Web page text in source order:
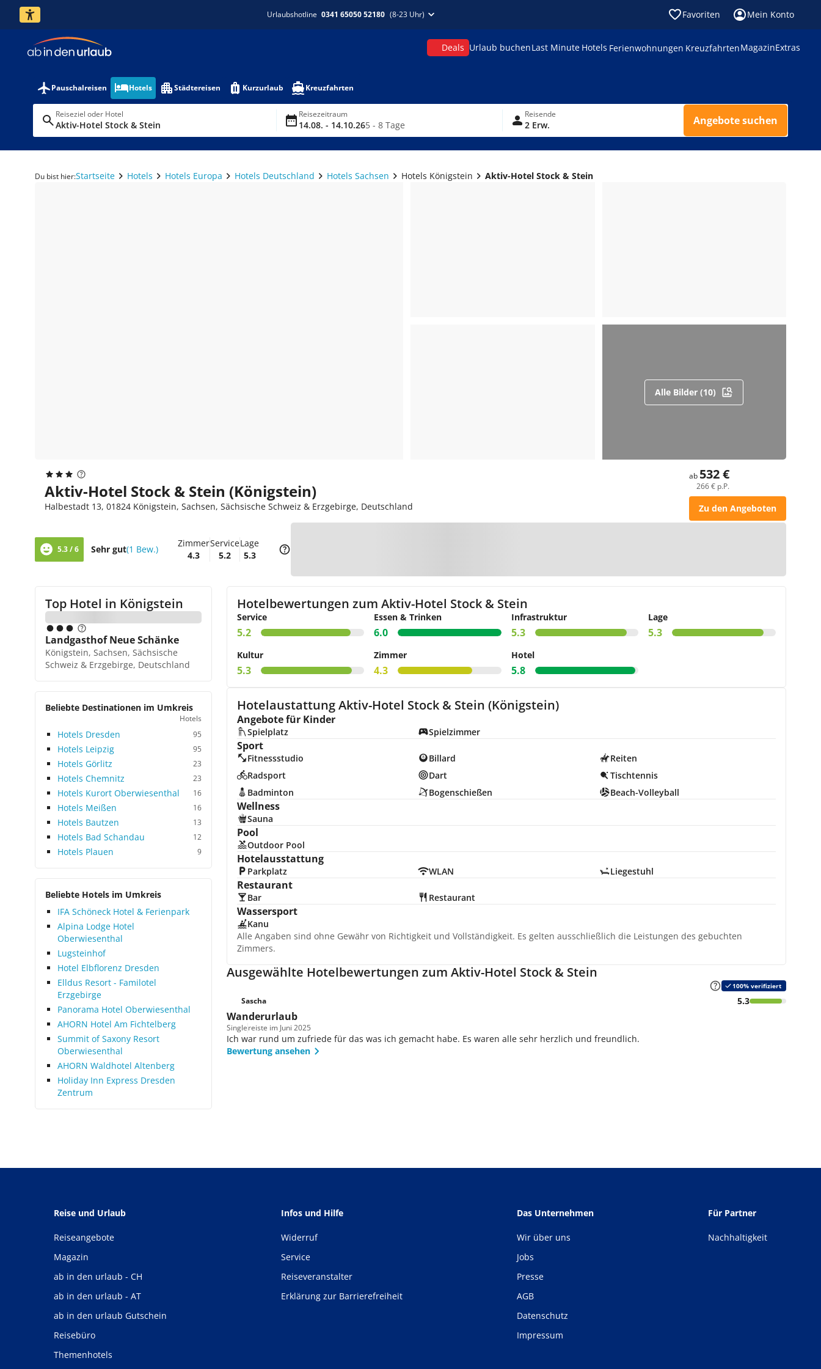
Urlaubshotline 0341 65050 52180 (8-23 Uhr) Favoriten Mein Konto
Deals Urlaub buchenLast Minute Hotels Ferienwohnungen KreuzfahrtenMagazinExtras
Pauschalreisen Hotels Städtereisen Kurzurlaub Kreuzfahrten
Reiseziel oder Hotel
Aktiv-Hotel Stock & Stein
Reisezeitraum
14.08. - 14.10.265 - 8 Tage
Reisende
2 Erw. Angebote suchen
Du bist hier:Startseite Hotels Hotels Europa Hotels Deutschland Hotels Sachsen Hotels Königstein Aktiv-Hotel Stock & Stein
Alle Bilder (10)
Aktiv-Hotel Stock & Stein (Königstein)
Halbestadt 13, 01824 Königstein, Sachsen, Sächsische Schweiz & Erzgebirge, Deutschland
ab 532 €
266 € p.P.
Zu den Angeboten
5.3 / 6 Sehr gut(1 Bew.)
Zimmer
4.3
Service
5.2
Lage
5.3
Top Hotel in Königstein
Landgasthof Neue Schänke
Königstein, Sachsen, Sächsische
Schweiz & Erzgebirge, Deutschland
Beliebte Destinationen im Umkreis
Hotels
Hotels Dresden 95
Hotels Leipzig 95
Hotels Görlitz 23
Hotels Chemnitz 23
Hotels Kurort Oberwiesenthal 16
Hotels Meißen 16
Hotels Bautzen 13
Hotels Bad Schandau 12
Hotels Plauen 9
Beliebte Hotels im Umkreis
IFA Schöneck Hotel & Ferienpark
Alpina Lodge Hotel
Oberwiesenthal
Lugsteinhof
Hotel Elbflorenz Dresden
Elldus Resort - Familotel
Erzgebirge
Panorama Hotel Oberwiesenthal
AHORN Hotel Am Fichtelberg
Summit of Saxony Resort
Oberwiesenthal
AHORN Waldhotel Altenberg
Holiday Inn Express Dresden
Zentrum
Hotelbewertungen zum Aktiv-Hotel Stock & Stein
Service
5.2
Essen & Trinken
6.0
Infrastruktur
5.3
Lage
5.3
Kultur
5.3
Zimmer
4.3
Hotel
5.8
Hotelaustattung Aktiv-Hotel Stock & Stein (Königstein)
Angebote für Kinder
Spielplatz Spielzimmer
Sport
Fitnessstudio Billard
Reiten
Radsport
Dart
Tischtennis
Badminton
Bogenschießen Beach-Volleyball
Wellness
Sauna
Pool
Outdoor Pool
Hotelausstattung
Parkplatz WLAN Liegestuhl
Restaurant
Bar Restaurant
Wassersport
Kanu
Alle Angaben sind ohne Gewähr von Richtigkeit und Vollständigkeit. Es gelten ausschließlich die Leistungen des gebuchten
Zimmers.
Ausgewählte Hotelbewertungen zum Aktiv-Hotel Stock & Stein
100% verifiziert
Sascha 5.3
Wanderurlaub
Singlereiste im Juni 2025
Ich war rund um zufriede für das was ich gemacht habe. Es waren alle sehr herzlich und freundlich.
Bewertung ansehen
Reise und Urlaub
Reiseangebote
Magazin
ab in den urlaub - CH
ab in den urlaub - AT
ab in den urlaub Gutschein
Reisebüro
Themenhotels
Infos und Hilfe
Widerruf
Service
Reiseveranstalter
Erklärung zur Barrierefreiheit
Das Unternehmen
Wir über uns
Jobs
Presse
AGB
Datenschutz
Impressum
Für Partner
Nachhaltigkeit